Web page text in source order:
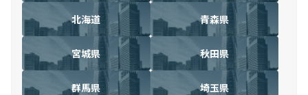
北海道 青森県
宮城県 秋田県
群馬県 埼玉県